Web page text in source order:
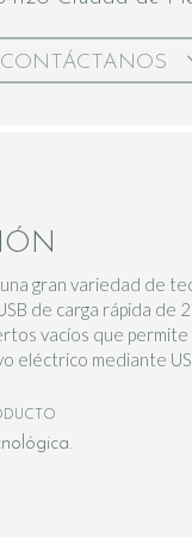
CONTÁCTANOS
gran variedad de
de carga rápida de
vacíos que
eléctrico mediante